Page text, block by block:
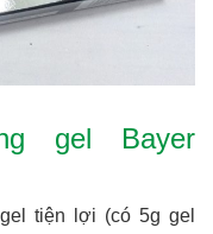
gel Bayer
tiện lợi (có 5g gel